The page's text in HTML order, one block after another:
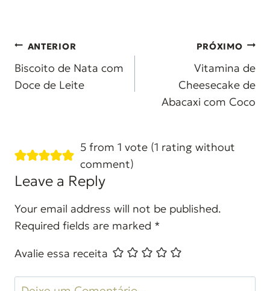
Post
navigation
ANTERIOR
Biscoito de Nata com
Doce de Leite
PRÓXIMO
Vitamina de
Cheesecake de
Abacaxi com Coco
5 from 1 vote (1 rating without
comment)
Leave a Reply
Your email address will not be published.
Required fields are marked *
Avalie essa receita